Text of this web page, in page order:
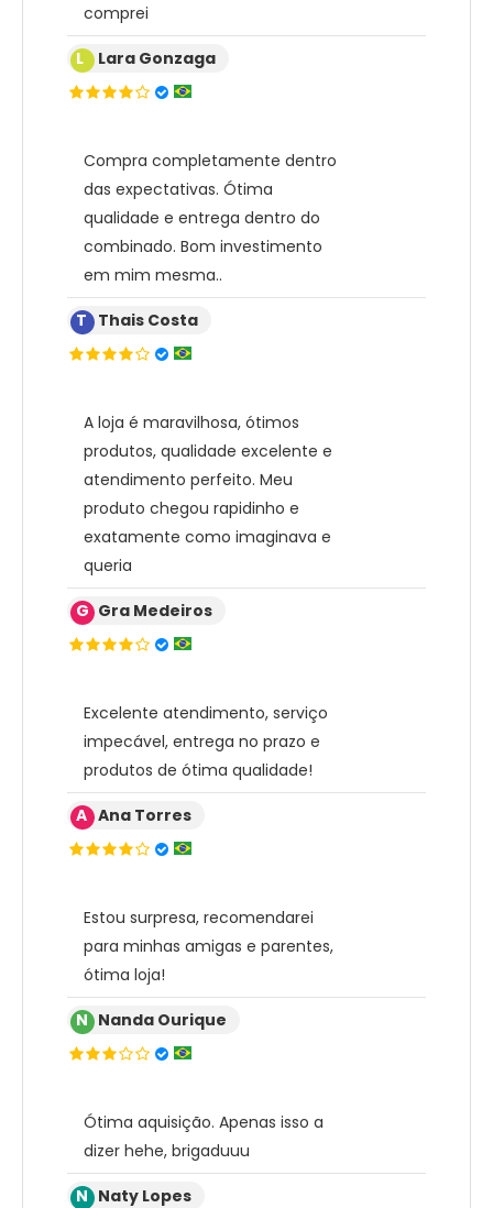
comprei
L Lara Gonzaga
Compra completamente dentro
das expectativas. Ótima
qualidade e entrega dentro do
combinado. Bom investimento
em mim mesma..
T Thais Costa
A loja é maravilhosa, ótimos
produtos, qualidade excelente e
atendimento perfeito. Meu
produto chegou rapidinho e
exatamente como imaginava e
queria
G Gra Medeiros
Excelente atendimento, serviço
impecável, entrega no prazo e
produtos de ótima qualidade!
A Ana Torres
Estou surpresa, recomendarei
para minhas amigas e parentes,
ótima loja!
N Nanda Ourique
Ótima aquisição. Apenas isso a
dizer hehe, brigaduuu
N Naty Lopes